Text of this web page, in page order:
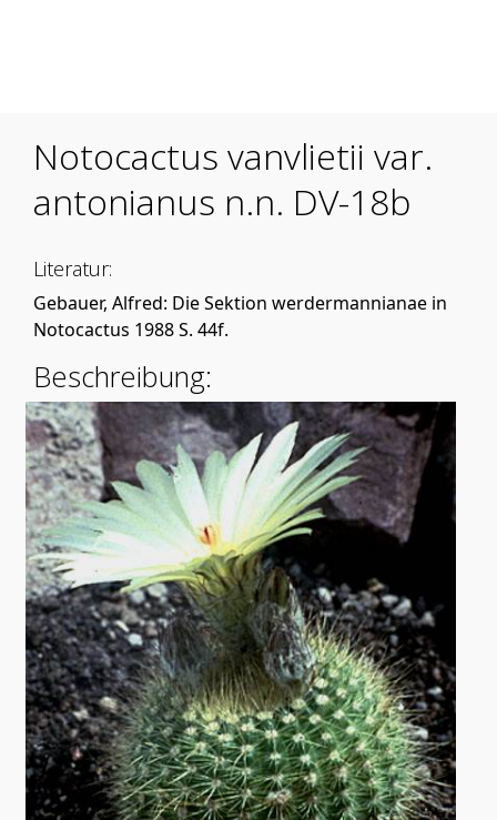
Notocactus vanvlietii var.
antonianus n.n. DV-18b
Literatur:
Gebauer, Alfred: Die Sektion werdermannianae in
Notocactus 1988 S. 44f.
Beschreibung: